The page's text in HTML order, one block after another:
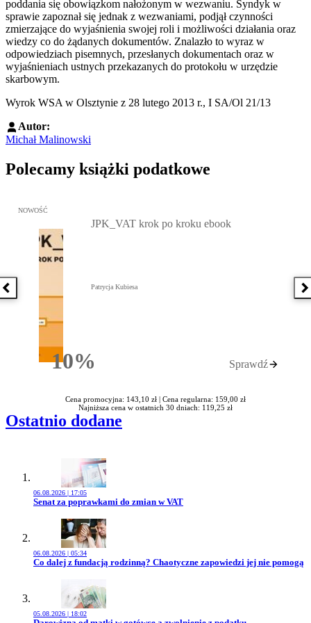
poddania się obowiązkom nałożonym w wezwaniu. Syndyk w
sprawie zapoznał się jednak z wezwaniami, podjął czynności
zmierzające do wyjaśnienia swojej roli i możliwości działania oraz
wiedzy co do żądanych dokumentów. Znalazło to wyraz w
odpowiedziach pisemnych, przesłanych dokumentach oraz w
wyjaśnieniach ustnych przekazanych do protokołu w urzędzie
skarbowym.
Wyrok WSA w Olsztynie z 28 lutego 2013 r., I SA/Ol 21/13
Autor:
Michał Malinowski
Polecamy książki podatkowe
Poprzednia książka
Przejdź do: JPK_VAT krok po kroku ebook, Patrycja Kubiesa -
NOWOŚĆ
10%Rabatu
JPK_VAT krok po kroku ebook
Patrycja Kubiesa
Sprawdź
Cena promocyjna: 143,10 zł | Cena regularna: 159,00 zł
Najniższa cena w ostatnich 30 dniach: 119,25 zł
Ostatnio dodane
06.08.2026 | 17:05
Przejdź do artykułu:
Senat za poprawkami do zmian w VAT
06.08.2026 | 05:34
Przejdź do artykułu:
Co dalej z fundacją rodzinną? Chaotyczne zapowiedzi jej nie pomogą
05.08.2026 | 18:02